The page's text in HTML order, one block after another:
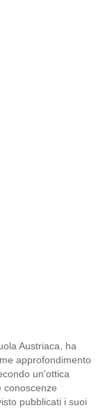
Austriaca, ha
approfondimento
un'ottica
conoscenze
pubblicati i suoi